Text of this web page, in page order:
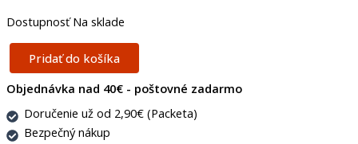
Dostupnosť Na sklade
Pridať do košíka
Objednávka nad 40€ - poštovné zadarmo
Doručenie už od 2,90€ (Packeta)
Bezpečný nákup